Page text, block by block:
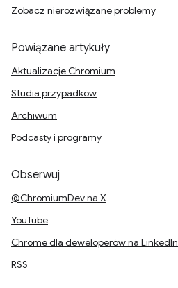
Zobacz nierozwiązane problemy
Powiązane artykuły
Aktualizacje Chromium
Studia przypadków
Archiwum
Podcasty i programy
Obserwuj
@ChromiumDev na X
YouTube
Chrome dla deweloperów na LinkedIn
RSS